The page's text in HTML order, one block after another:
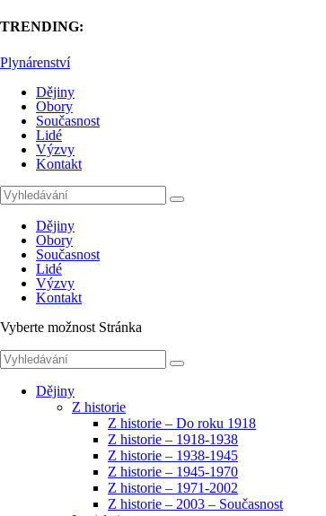
TRENDING:
Plynárenství
Dějiny
Obory
Současnost
Lidé
Výzvy
Kontakt
Dějiny
Obory
Současnost
Lidé
Výzvy
Kontakt
Vyberte možnost Stránka
Dějiny
Z historie
Z historie – Do roku 1918
Z historie – 1918-1938
Z historie – 1938-1945
Z historie – 1945-1970
Z historie – 1971-2002
Z historie – 2003 – Současnost